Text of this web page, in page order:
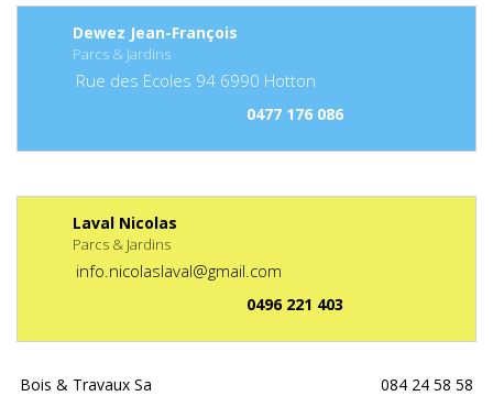
Dewez Jean-François
Parcs & Jardins
Rue des Ecoles 94 6990 Hotton
0477 176 086
Laval Nicolas
Parcs & Jardins
info.nicolaslaval@gmail.com
0496 221 403
Bois & Travaux Sa
084 24 58 58